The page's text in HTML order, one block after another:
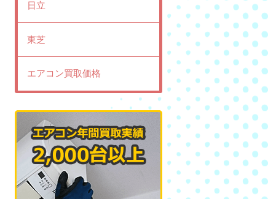
日立
東芝
エアコン買取価格